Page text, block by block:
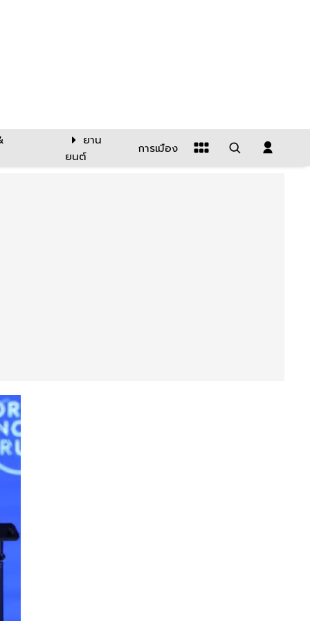
ยาน
ยนต์
การเมือง